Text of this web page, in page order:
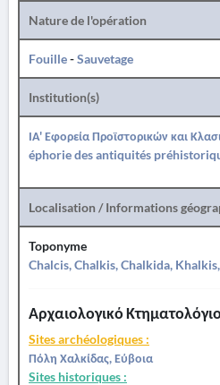
Nature de l'opération
Fouille-Sauvetage
Institution(s)
ΙΑ' Εφορεία Προϊστορικών και
éphorie des antiquités
Localisation / Informations
Toponyme
Chalcis, Chalkis, Chalkida,
Αρχαιολογικό Κτηματολόγιο
Sites archéologiques :
Πόλη Χαλκίδας, Εύβοια
Sites historiques :